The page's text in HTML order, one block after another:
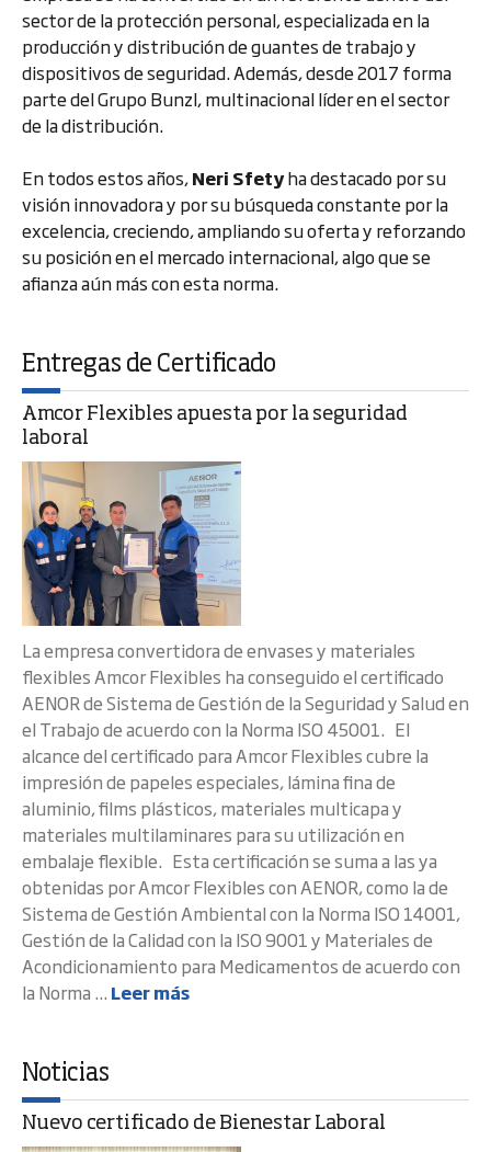
sector de la protección personal, especializada en la
producción y distribución de guantes de trabajo y
dispositivos de seguridad. Además, desde 2017 forma
parte del Grupo Bunzl, multinacional líder en el sector
de la distribución.
En todos estos años,Neri Sfetyha destacado por su
visión innovadora y por su búsqueda constante por la
excelencia, creciendo, ampliando su oferta y reforzando
su posición en el mercado internacional, algo que se
afianza aún más con esta norma.
Entregas de Certificado
Amcor Flexibles apuesta por la seguridad
laboral
La empresa convertidora de envases y materiales
flexibles Amcor Flexibles ha conseguido el certificado
AENOR de Sistema de Gestión de la Seguridad y Salud en
el Trabajo de acuerdo con la Norma ISO 45001. El
alcance del certificado para Amcor Flexibles cubre la
impresión de papeles especiales, lámina fina de
aluminio, films plásticos, materiales multicapa y
materiales multilaminares para su utilización en
embalaje flexible. Esta certificación se suma a las ya
obtenidas por Amcor Flexibles con AENOR, como la de
Sistema de Gestión Ambiental con la Norma ISO 14001,
Gestión de la Calidad con la ISO 9001 y Materiales de
Acondicionamiento para Medicamentos de acuerdo con
la Norma ... Leer más
Noticias
Nuevo certificado de Bienestar Laboral